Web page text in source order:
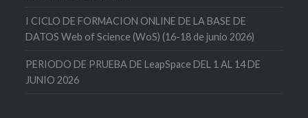
I CICLO DE FORMACION ONLINE DE LA BASE DE
DATOS Web of Science (WoS) (16-18 de junio 2026)
PERIODO DE PRUEBA DE LeapSpace DEL 1 AL 14 DE
JUNIO 2026